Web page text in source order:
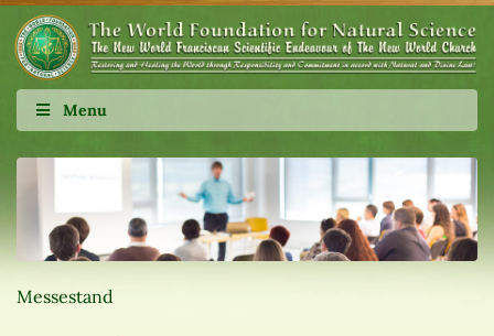
Menu
Messestand